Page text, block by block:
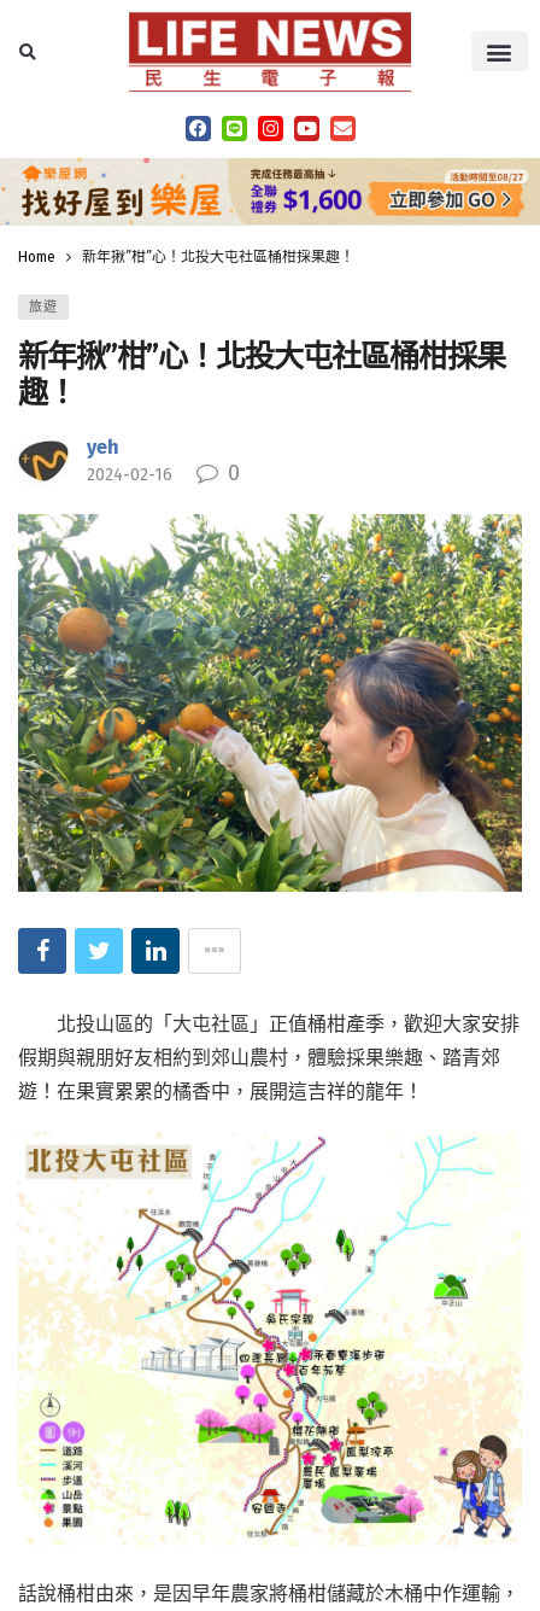
Home 新年揪”柑”心！北投大屯社區桶柑採果趣！
旅遊
新年揪”柑”心！北投大屯社區桶柑採果
趣！
yeh
2024-02-16 0
北投山區的「大屯社區」正值桶柑產季，歡迎大家安排
假期與親朋好友相約到郊山農村，體驗採果樂趣、踏青郊
遊！在果實累累的橘香中，展開這吉祥的龍年！
話說桶柑由來，是因早年農家將桶柑儲藏於木桶中作運輸，